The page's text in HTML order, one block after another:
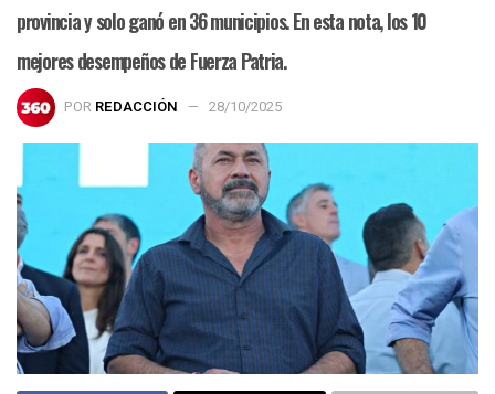
provincia y solo ganó en 36 municipios. En esta nota, los 10
mejores desempeños de Fuerza Patria.
POR REDACCIÓN 28/10/2025